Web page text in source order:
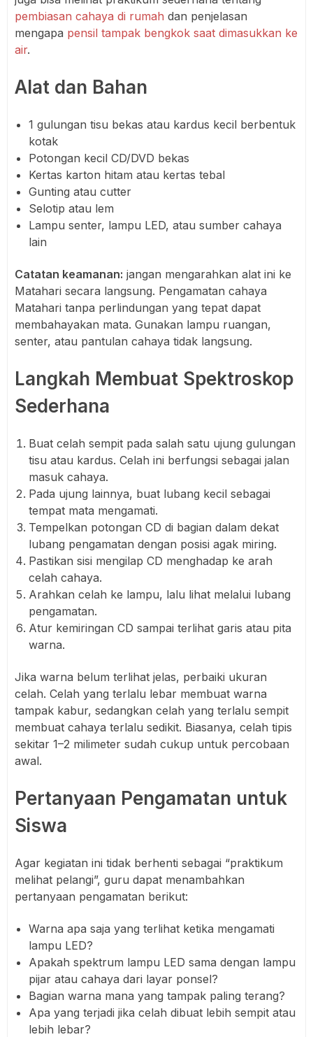
pembiasan cahaya di rumah dan penjelasan
mengapa pensil tampak bengkok saat dimasukkan ke
air.
Alat dan Bahan
1 gulungan tisu bekas atau kardus kecil berbentuk
kotak
Potongan kecil CD/DVD bekas
Kertas karton hitam atau kertas tebal
Gunting atau cutter
Selotip atau lem
Lampu senter, lampu LED, atau sumber cahaya
lain
Catatan keamanan: jangan mengarahkan alat ini ke
Matahari secara langsung. Pengamatan cahaya
Matahari tanpa perlindungan yang tepat dapat
membahayakan mata. Gunakan lampu ruangan,
senter, atau pantulan cahaya tidak langsung.
Langkah Membuat Spektroskop
Sederhana
Buat celah sempit pada salah satu ujung gulungan
tisu atau kardus. Celah ini berfungsi sebagai jalan
masuk cahaya.
Pada ujung lainnya, buat lubang kecil sebagai
tempat mata mengamati.
Tempelkan potongan CD di bagian dalam dekat
lubang pengamatan dengan posisi agak miring.
Pastikan sisi mengilap CD menghadap ke arah
celah cahaya.
Arahkan celah ke lampu, lalu lihat melalui lubang
pengamatan.
Atur kemiringan CD sampai terlihat garis atau pita
warna.
Jika warna belum terlihat jelas, perbaiki ukuran
celah. Celah yang terlalu lebar membuat warna
tampak kabur, sedangkan celah yang terlalu sempit
membuat cahaya terlalu sedikit. Biasanya, celah tipis
sekitar 1–2 milimeter sudah cukup untuk percobaan
awal.
Pertanyaan Pengamatan untuk
Siswa
Agar kegiatan ini tidak berhenti sebagai “praktikum
melihat pelangi”, guru dapat menambahkan
pertanyaan pengamatan berikut:
Warna apa saja yang terlihat ketika mengamati
lampu LED?
Apakah spektrum lampu LED sama dengan lampu
pijar atau cahaya dari layar ponsel?
Bagian warna mana yang tampak paling terang?
Apa yang terjadi jika celah dibuat lebih sempit atau
lebih lebar?